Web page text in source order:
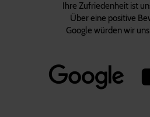
Ihre Zufriedenheit ist
Über eine positive
Google würden wir